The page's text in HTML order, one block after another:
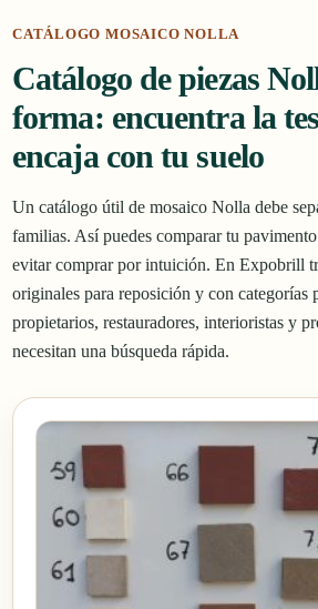
CATÁLOGO MOSAICO NOLLA
Catálogo de piezas
forma: encuentra la
encaja con tu suelo
Un catálogo útil de mosaico Nolla debe
familias. Así puedes comparar tu
evitar comprar por intuición. En Expobrill
originales para reposición y con categorías
propietarios, restauradores, interioristas y
necesitan una búsqueda rápida.